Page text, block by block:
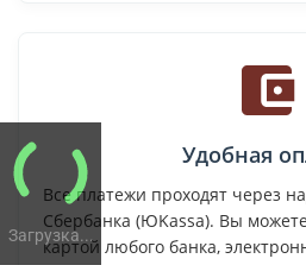
Загрузка...
Удобная
Все платежи проходят через
Сбербанка (ЮKassa). Вы
картой любого банка,